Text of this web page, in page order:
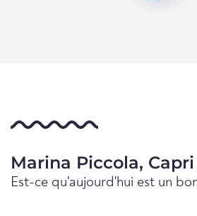
Marina Piccola,
Est-ce qu'aujourd'hui est un